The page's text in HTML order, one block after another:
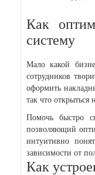
Как
систему
Мало какой
сотрудников
оформить
так что
Помочь быстро
позволяющий
интуитивно
зависимости от
Как